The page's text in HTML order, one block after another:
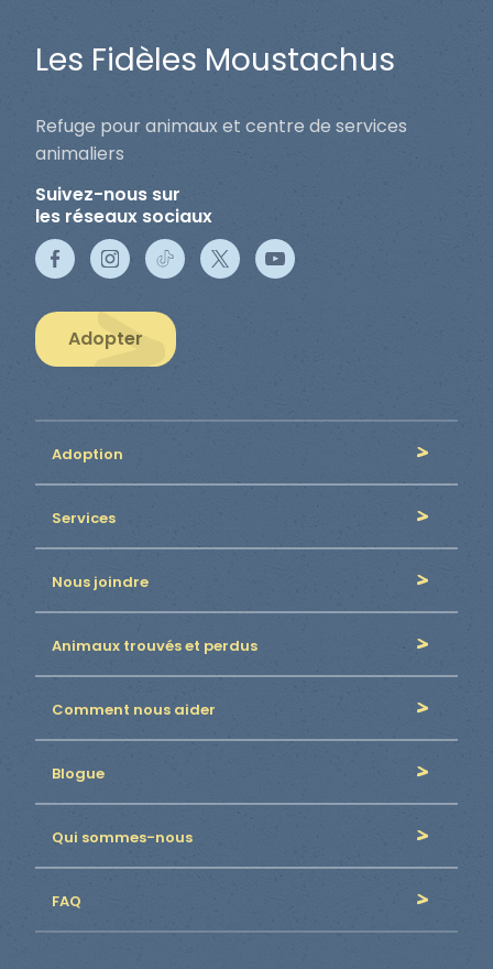
Les Fidèles Moustachus
Refuge pour animaux et centre de services
animaliers
Suivez-nous sur
les réseaux sociaux
Adopter
Adoption
Services
Nous joindre
Animaux trouvés et perdus
Comment nous aider
Blogue
Qui sommes-nous
FAQ